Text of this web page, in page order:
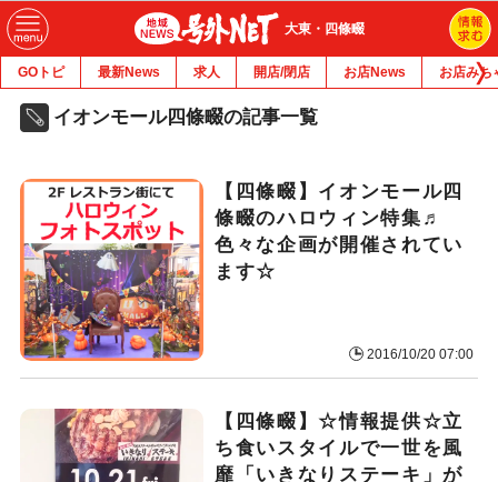
大東・四條畷
GOトピ 最新News 求人 開店/閉店 お店News お店みち
イオンモール四條畷の記事一覧
【四條畷】イオンモール四
條畷のハロウィン特集♬
色々な企画が開催されてい
ます☆
2016/10/20 07:00
【四條畷】☆情報提供☆立
ち食いスタイルで一世を風
靡「いきなりステーキ」が